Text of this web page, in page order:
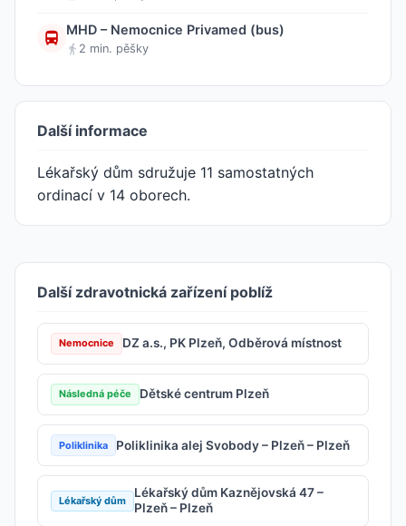
MHD – Nemocnice Privamed (bus)
2 min. pěšky
Další informace
Lékařský dům sdružuje 11 samostatných
ordinací v 14 oborech.
Další zdravotnická zařízení poblíž
Nemocnice DZ a.s., PK Plzeň, Odběrová místnost
Následná péče Dětské centrum Plzeň
Poliklinika Poliklinika alej Svobody – Plzeň – Plzeň
Lékařský dům
Lékařský dům Kaznějovská 47 –
Plzeň – Plzeň